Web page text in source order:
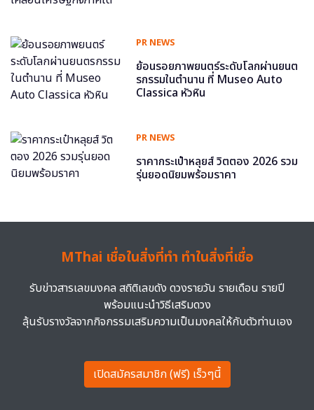
PR NEWS
ย้อนรอยภาพยนตร์ระดับโลกผ่านยนต
รกรรมในตำนาน ที่ Museo Auto
Classica หัวหิน
PR NEWS
ราคากระเป๋าหลุยส์ วิตตอง 2026 รวม
รุ่นยอดนิยมพร้อมราคา
MThai เชื่อในสิ่งที่ทำ ทำในสิ่งที่เชื่อ
รับข่าวสารเลขมงคล สถิติเลขดัง ดวงรายวัน รายเดือน รายปี
พร้อมแนะนำวิธีเสริมดวง
ลุ้นรับรางวัลจากกิจกรรมเสริมความเป็นมงคลให้กับตัวท่านเอง
เปิดสมัครสมาชิก (ฟรี) เร็วๆนี้